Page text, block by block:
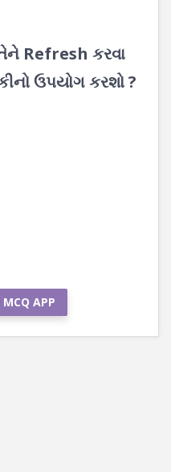
Refresh કરવા
ઉપયોગ કરશો ?
APP